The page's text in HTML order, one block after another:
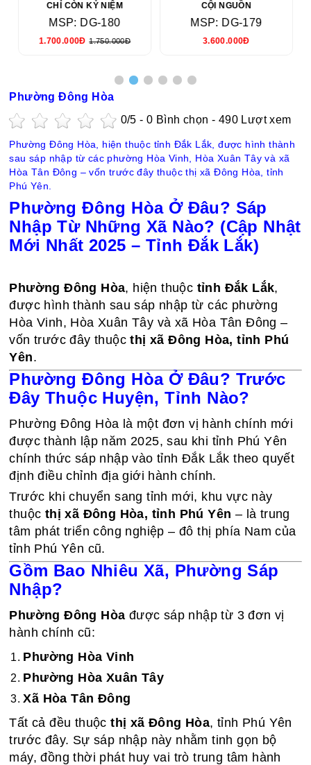
CHỈ CÒN KỶ NIỆM
MSP: DG-180
1.700.000Đ 1.750.000Đ
CỘI NGUỒN
MSP: DG-179
3.600.000Đ
Phường Đông Hòa
0/5 -0 Bình chọn - 490 Lượt xem
Phường Đông Hòa, hiện thuộc tỉnh Đắk Lắk, được hình thành
sau sáp nhập từ các phường Hòa Vinh, Hòa Xuân Tây và xã
Hòa Tân Đông – vốn trước đây thuộc thị xã Đông Hòa, tỉnh
Phú Yên.
Phường Đông Hòa Ở Đâu? Sáp
Nhập Từ Những Xã Nào? (Cập Nhật
Mới Nhất 2025 – Tỉnh Đắk Lắk)
Phường Đông Hòa, hiện thuộc tỉnh Đắk Lắk,
được hình thành sau sáp nhập từ các phường
Hòa Vinh, Hòa Xuân Tây và xã Hòa Tân Đông –
vốn trước đây thuộcthị xã Đông Hòa, tỉnh Phú
Yên.
Phường Đông Hòa Ở Đâu? Trước
Đây Thuộc Huyện, Tỉnh Nào?
Phường Đông Hòa là một đơn vị hành chính mới
được thành lập năm 2025, sau khi tỉnh Phú Yên
chính thức sáp nhập vào tỉnh Đắk Lắk theo quyết
định điều chỉnh địa giới hành chính.
Trước khi chuyển sang tỉnh mới, khu vực này
thuộc thị xã Đông Hòa, tỉnh Phú Yên – là trung
tâm phát triển công nghiệp – đô thị phía Nam của
tỉnh Phú Yên cũ.
Gồm Bao Nhiêu Xã, Phường Sáp
Nhập?
Phường Đông Hòa được sáp nhập từ 3 đơn vị
hành chính cũ:
Phường Hòa Vinh
Phường Hòa Xuân Tây
Xã Hòa Tân Đông
Tất cả đều thuộcthị xã Đông Hòa, tỉnh Phú Yên
trước đây. Sự sáp nhập này nhằm tinh gọn bộ
máy, đồng thời phát huy vai trò trung tâm hành